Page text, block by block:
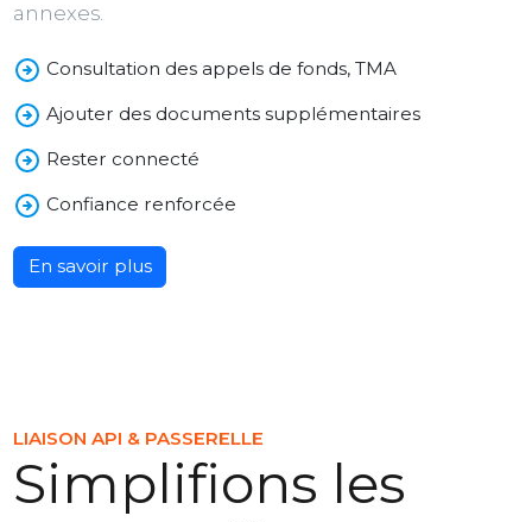
annexes.
Consultation des appels de fonds, TMA
Ajouter des documents supplémentaires
Rester connecté
Confiance renforcée
En savoir plus
LIAISON API & PASSERELLE
Simplifions les